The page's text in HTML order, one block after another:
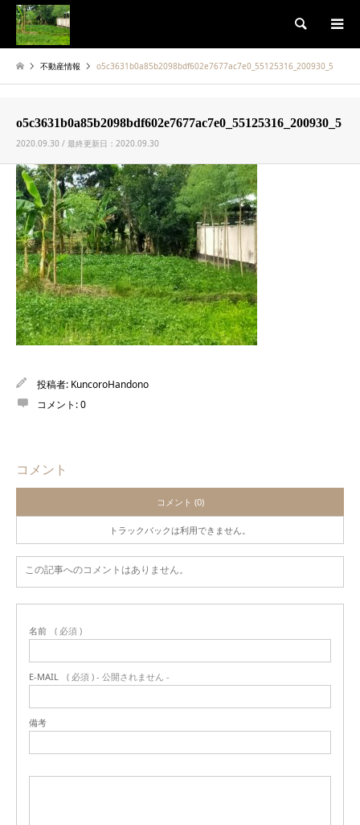
検索
不動産情報 o5c3631b0a85b2098bdf602e7677ac7e0_55125316_200930_5
o5c3631b0a85b2098bdf602e7677ac7e0_55125316_200930_5
2020.09.30 / 最終更新日：2020.09.30
投稿者: KuncoroHandono
コメント:0
コメント
コメント (0)
トラックバックは利用できません。
この記事へのコメントはありません。
名前 ( 必須 )
E-MAIL ( 必須 ) - 公開されません -
備考